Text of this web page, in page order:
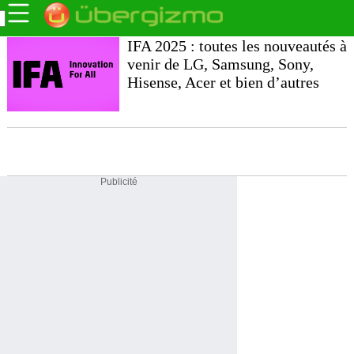
IFA 2025 : toutes les nouveautés à
venir de LG, Samsung, Sony,
Hisense, Acer et bien d’autres
Publicité